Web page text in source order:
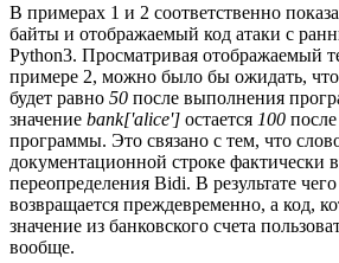
В примерах 1 и 2 соответственно
байты и отображаемый код атаки с
Python3. Просматривая отображаемый
примере 2, можно было бы ожидать, что
будет равно 50 после выполнения
значение bank['alice'] остается 100
программы. Это связано с тем, что
документационной строке фактически
переопределения Bidi. В результате
возвращается преждевременно, а код,
значение из банковского счета
вообще.